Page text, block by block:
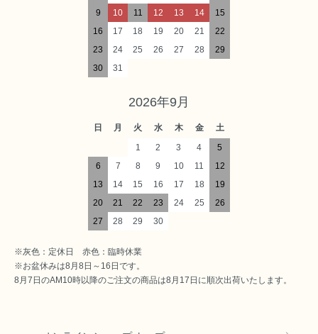
9
10 11 12 13 14
15
16
17 18 19 20 21
22
23
24 25 26 27 28
29
30
31
2026年9月
日 月 火 水 木 金
土
1
2 3 4
5
6
7 8 9 10 11
12
13
14 15 16 17 18
19
20
21 22 23 24 25
26
27
28 29 30
※灰色：定休日 赤色：臨時休業
※お盆休みは8月8日～16日です。
8月7日のAM10時以降のご注文の商品は8月17日に順次出荷いたします。